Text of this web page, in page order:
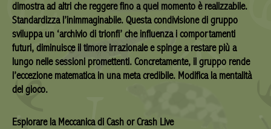
dimostra ad altri che reggere fino a quel momento è realizzabile.
Standardizza l’inimmaginabile. Questa condivisione di gruppo
sviluppa un ‘archivio di trionfi’ che influenza i comportamenti
futuri, diminuisce il timore irrazionale e spinge a restare più a
lungo nelle sessioni promettenti. Concretamente, il gruppo rende
l’eccezione matematica in una meta credibile. Modifica la mentalità
del gioco.
Esplorare la Meccanica di Cash or Crash Live